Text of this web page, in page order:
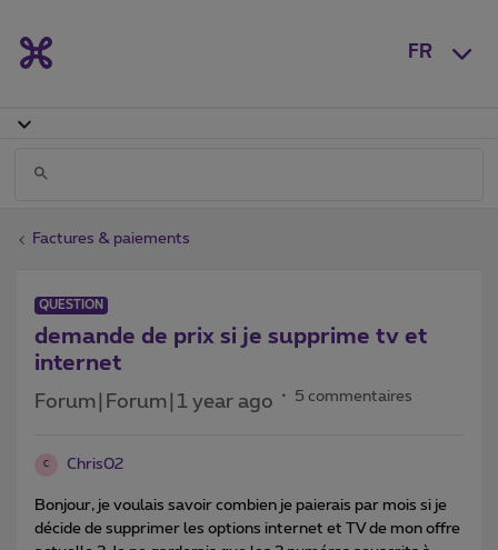
FR
Factures & paiements
QUESTION
demande de prix si je supprime tv et
internet
Forum|Forum|1 year ago 5 commentaires
C Chris02
Bonjour, je voulais savoir combien je paierais par mois si je
décide de supprimer les options internet et TV de mon offre